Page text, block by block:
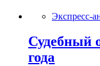
Экспресс-
Судебный
года